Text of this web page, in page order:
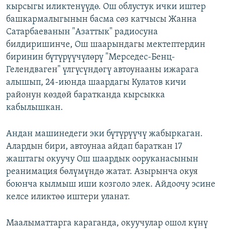
кырсыгы иликтенүүдө. Ош облустук ички иштер
башкармалыгынын басма сөз катчысы Жанна
Сатарбаеванын "Азаттык" радиосуна
билдиришинче, Ош шаарындагы мектептердин
биринин бүтүрүүчүлөрү "Мерседес-Бенц-
Гелендваген" үлгүсүндөгү автоунааны ижарага
алышып, 24-июнда шаардагы Кулатов кичи
районун көздөй баратканда кырсыкка
кабылышкан.
Андан машинедеги эки бүтүрүүчү жабыркаган.
Алардын бири, автоунаа айдап бараткан 17
жаштагы окуучу Ош шаардык ооруканасынын
реанимация бөлүмүндө жатат. Азырынча окуя
боюнча кылмыш иши козголо элек. Айдоочу эсине
келсе иликтөө иштери уланат.
Маалыматтарга караганда, окуучулар ошол күнү